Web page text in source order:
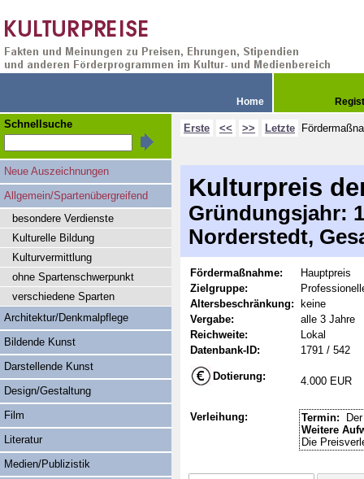
Home
Erste << >> Letzte
Kulturpreis
Gründungsjahr:
Norderstedt,
Fördermaßnahme:
Hauptpreis
Zielgruppe:
Altersbeschränkung:
keine
Vergabe:
alle 3 Jahre
Reichweite:
Lokal
Datenbank-ID:
1791 / 542
Dotierung: 4.000 EUR
Verleihung: Termin:
Weitere
Die
Schnellsuche
Neue Auszeichnungen
Allgemein/Spartenübergreifend
besondere Verdienste
Kulturelle Bildung
Kulturvermittlung
ohne Spartenschwerpunkt
verschiedene Sparten
Architektur/Denkmalpflege
Bildende Kunst
Darstellende Kunst
Design/Gestaltung
Film
Literatur
Medien/Publizistik